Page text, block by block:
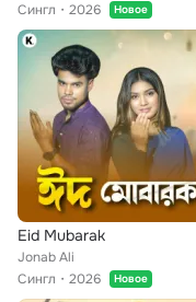
Сингл
2026 Новое
Eid Mubarak
Jonab Ali
Сингл
2026 Новое